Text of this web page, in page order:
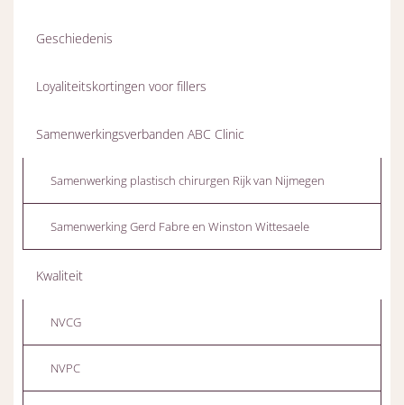
Geschiedenis
Loyaliteitskortingen voor fillers
Samenwerkingsverbanden ABC Clinic
Samenwerking plastisch chirurgen Rijk van Nijmegen
Samenwerking Gerd Fabre en Winston Wittesaele
Kwaliteit
NVCG
NVPC